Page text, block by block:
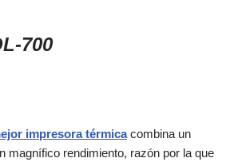
700
impresora térmicacombina un
magnífico rendimiento, razón por la que